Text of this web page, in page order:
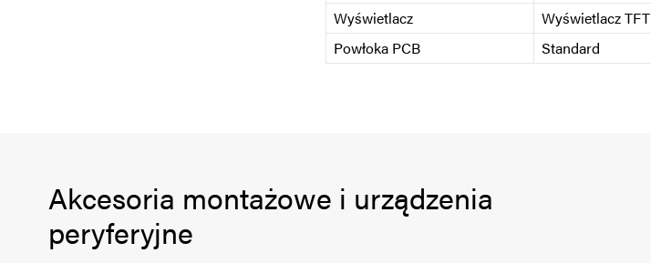
Wyświetlacz
Wyświetlacz TFT
Powłoka PCB
Standard
Akcesoria montażowe i urządzenia
peryferyjne